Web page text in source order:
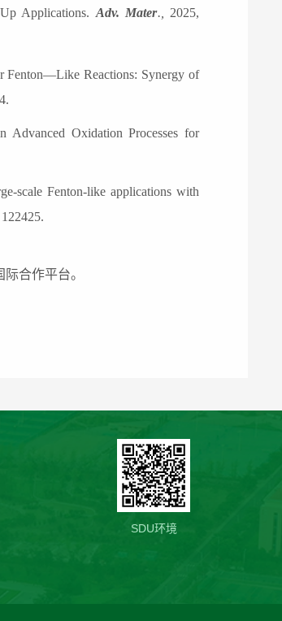
Applications. Adv. Mater., 2025,
Fenton—Like Reactions: Synergy of
.
Oxidation Processes for
scale Fenton-like applications with
.
合作平台。
SDU环境